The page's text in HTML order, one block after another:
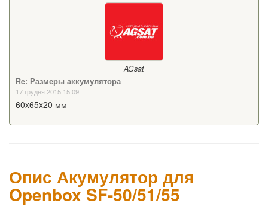
AGsat
Re: Размеры аккумулятора
17 грудня 2015 15:09
60x65x20 мм
Опис Акумулятор для
Openbox SF-50/51/55